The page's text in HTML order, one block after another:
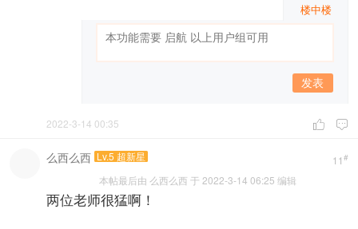
楼中楼
发表
 
2022-3-14 00:35
11 #
么西么西 Lv.5 超新星
本帖最后由 么西么西 于 2022-3-14 06:25 编辑
两位老师很猛啊！